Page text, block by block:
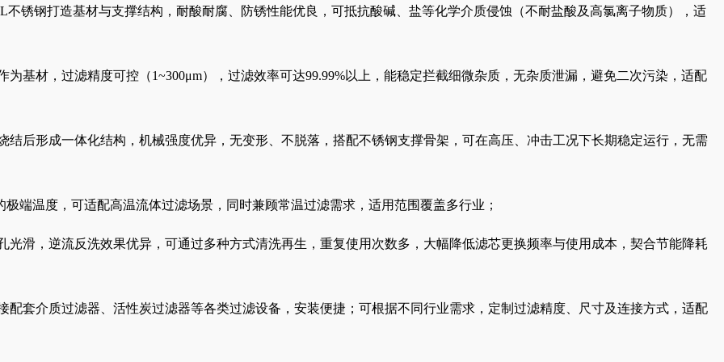
锈钢打造基材与支撑结构，耐酸耐腐、防锈性能优良，可抵抗酸碱、盐等化学介质侵蚀（不耐盐酸及高氯离子物质），适
基材，过滤精度可控（1~300μm），过滤效率可达99.99%以上，能稳定拦截细微杂质，无杂质泄漏，避免二次污染，适配
后形成一体化结构，机械强度优异，无变形、不脱落，搭配不锈钢支撑骨架，可在高压、冲击工况下长期稳定运行，无需
端温度，可适配高温流体过滤场景，同时兼顾常温过滤需求，适用范围覆盖多行业；
滑，逆流反洗效果优异，可通过多种方式清洗再生，重复使用次数多，大幅降低滤芯更换频率与使用成本，契合节能降耗
套介质过滤器、活性炭过滤器等各类过滤设备，安装便捷；可根据不同行业需求，定制过滤精度、尺寸及连接方式，适配